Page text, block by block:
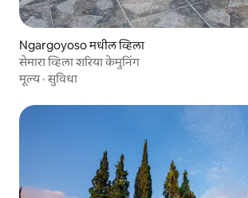
Ngargoyoso मधील व्हिला
सेमारा व्हिला शरिया केमुनिंग
मूल्य·सुविधा